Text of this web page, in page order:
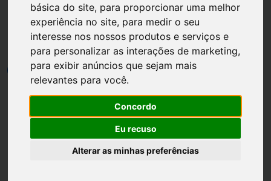
básica do site, para proporcionar uma melhor
experiência no site, para medir o seu
interesse nos nossos produtos e serviços e
para personalizar as interações de marketing,
para exibir anúncios que sejam mais
relevantes para você.
Concordo
Eu recuso
Alterar as minhas preferências
Página inicial Casa
Eu fiz: Planta da minha Casa
por Luh Dantas • 26 janeiro • 1 min leitura